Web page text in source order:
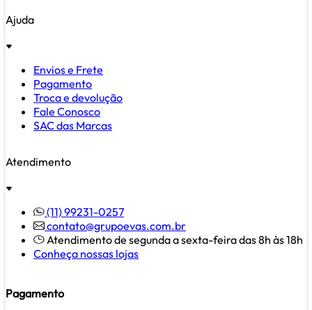
Ajuda
Envios e Frete
Pagamento
Troca e devolução
Fale Conosco
SAC das Marcas
Atendimento
(11) 99231-0257
contato@grupoevas.com.br
Atendimento de segunda a sexta-feira das 8h às 18h
Conheça nossas lojas
Pagamento